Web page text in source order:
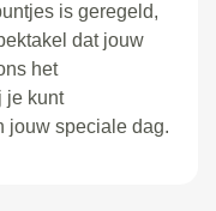
is geregeld,
dat jouw
het
je kunt
jouw speciale dag.